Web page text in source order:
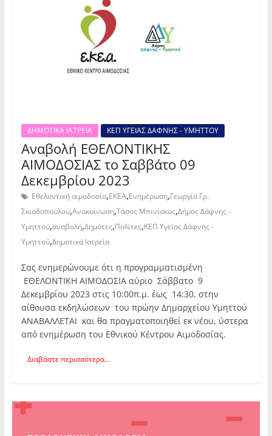
ΔΗΜΟΤΙΚΑ ΙΑΤΡΕΙΑ ΚΕΠ ΥΓΕΙΑΣ ΔΑΦΝΗΣ - ΥΜΗΤΤΟΥ
Αναβολή ΕΘΕΛΟΝΤΙΚΗΣ
ΑΙΜΟΔΟΣΙΑΣ το Σαββάτο 09
Δεκεμβρίου 2023
Εθελοντική αιμοδοσία,ΕΚΕΑ,Ενημέρωση,Γεωργία Γρ.
Σκιαδοπούλου,Ανακοίνωση,Τάσος Μπινίσκος,Δήμος Δάφνης -
Υμηττού,αναβολή,Δημότες,Πολίτες,ΚΕΠ Υγείας Δάφνης -
Υμηττού,Δημοτικά Ιατρεία
Σας ενημερώνουμε ότι η προγραμματισμένη
ΕΘΕΛΟΝΤΙΚΗ ΑΙΜΟΔΟΣΙΑ αύριο Σάββατο 9
Δεκεμβρίου 2023 στις 10:00π.μ. έως 14:30, στην
αίθουσα εκδηλώσεων του πρώην Δημαρχείου Υμηττού
ΑΝΑΒΑΛΛΕΤΑΙ και θα πραγματοποιηθεί εκ νέου, ύστερα
από ενημέρωση του Εθνικού Κέντρου Αιμοδοσίας.
Διαβάστε περισσότερα...